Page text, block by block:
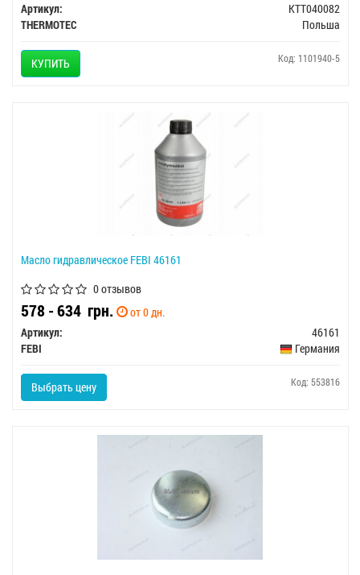
Артикул:
KTT040082
THERMOTEC
Польша
КУПИТЬ Код: 1101940-5
Масло гидравлическое FEBI 46161
0 отзывов
578 - 634 грн.
от 0 дн.
Артикул:
46161
FEBI
Германия
Выбрать цену Код: 553816